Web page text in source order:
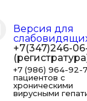
Версия для
+7(347)246-
+7 (986) 964-92-
пациентов с
хроническими
вирусными